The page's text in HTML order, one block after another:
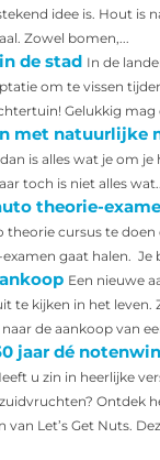
idee is. Hout is
Zowel bomen,...
de stad In de
om te vissen
Gelukkig mag
met natuurlijke
is alles wat je om
toch is niet alles
theorie-
theorie cursus te doen
gaat halen. Je
Een nieuwe
te kijken in het leven.
de aankoop van
jaar dé
u zin in heerlijke
Ontdek
van Let’s Get Nuts.